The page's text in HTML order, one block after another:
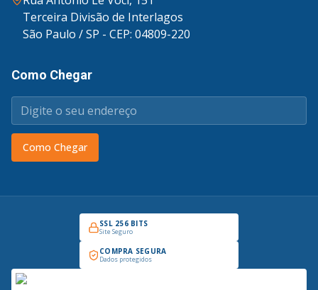
Terceira Divisão de Interlagos
São Paulo / SP - CEP: 04809-220
Como Chegar
Como Chegar
SSL 256 BITS
Site Seguro
COMPRA SEGURA
Dados protegidos